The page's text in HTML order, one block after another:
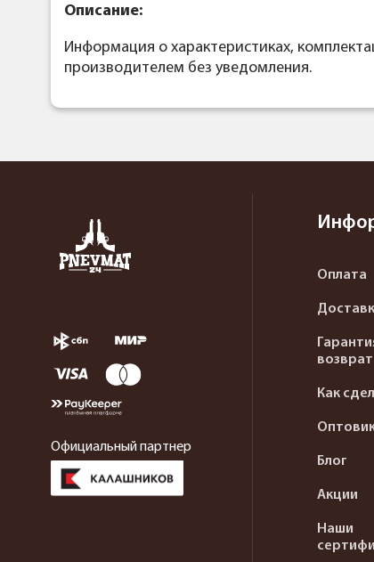
Описание:
Информация о характеристиках,
производителем без уведомления.
Официальный партнер
Оплата
возврат
Как
Блог
Акции
Наши